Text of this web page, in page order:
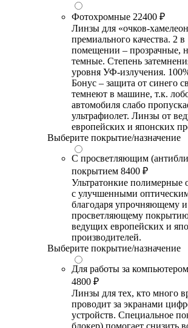
Фотохромные 22400 ₽
Линзы для «очков-
премиального качества. 2 в
помещении – прозрачные,
темные. Степень
уровня УФ-излучения.
Бонус – защита от синего
темнеют в машине, т.к.
автомобиля слабо
ультрафиолет. Линзы от
европейских и японских
Выберите покрытие/назначение
С просветляющим
покрытием 8400 ₽
Ультратонкие полимерные
с улучшенными
благодаря упрочняющему и
просветляющему
ведущих европейских и
производителей.
Выберите покрытие/назначение
Для работы за
4800 ₽
Линзы для тех, кто много
проводит за экранами
устройств. Специальное
блокер) помогает снизить